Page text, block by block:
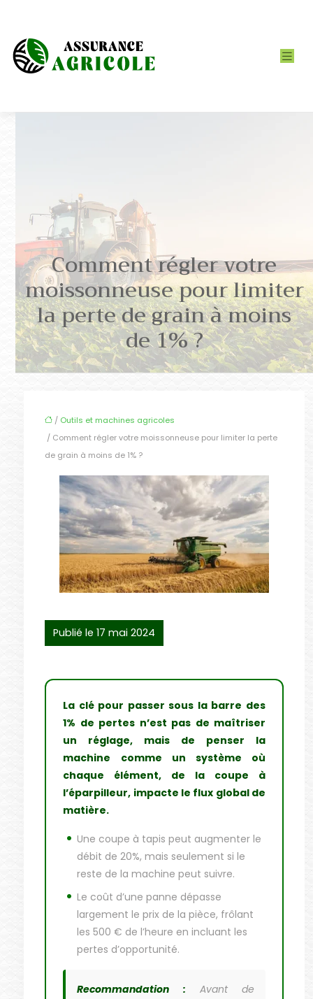
Comment régler votre
moissonneuse pour limiter
la perte de grain à moins
de 1% ?
/ Outils et machines agricoles
/ Comment régler votre moissonneuse pour limiter la perte
de grain à moins de 1% ?
Publié le 17 mai 2024
La clé pour passer sous la barre des
1% de pertes n’est pas de maîtriser
un réglage, mais de penser la
machine comme un système où
chaque élément, de la coupe à
l’éparpilleur, impacte le flux global de
matière.
Une coupe à tapis peut augmenter le
débit de 20%, mais seulement si le
reste de la machine peut suivre.
Le coût d’une panne dépasse
largement le prix de la pièce, frôlant
les 500 € de l’heure en incluant les
pertes d’opportunité.
Recommandation : Avant de